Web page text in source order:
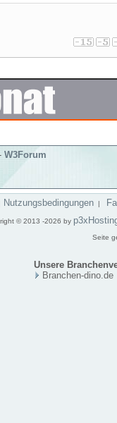
W3Forum
Nutzungsbedingungen |
© 2013 -2026 by
Seite
Unsere
Branchen-dino.de